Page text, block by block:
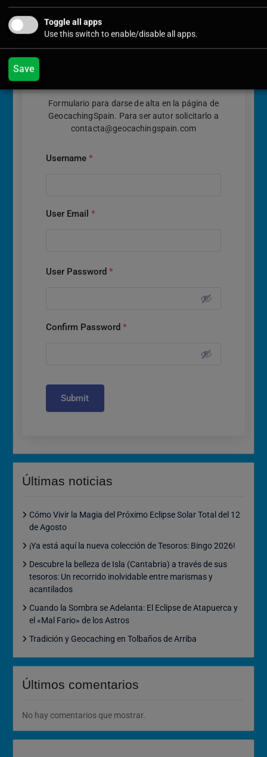
Formulario para darse de alta en la página de
GeocachingSpain. Para ser autor solicitarlo a
contacta@geocachingspain.com
Username *
User Email *
User Password *
Confirm Password *
Submit
Últimas noticias
Cómo Vivir la Magia del Próximo Eclipse Solar Total del 12
de Agosto
¡Ya está aquí la nueva colección de Tesoros: Bingo 2026!
Descubre la belleza de Isla (Cantabria) a través de sus
tesoros: Un recorrido inolvidable entre marismas y
acantilados
Cuando la Sombra se Adelanta: El Eclipse de Atapuerca y
el «Mal Fario» de los Astros
Tradición y Geocaching en Tolbaños de Arriba
Últimos comentarios
No hay comentarios que mostrar.
Toggle all apps
Use this switch to enable/disable all apps.
Save